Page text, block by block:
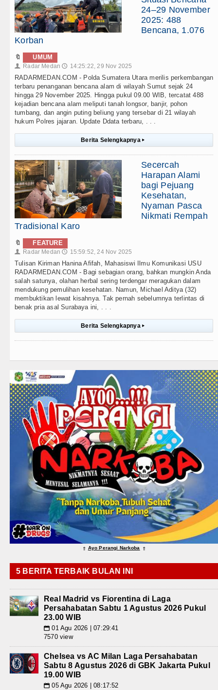
24–29 November
2025: 488
Bencana, 1.076
Korban
🔖 UMUM
👤 Radar Medan 🕔 14:25:22, 29 Nov 2025
RADARMEDAN.COM - Polda Sumatera Utara merilis perkembangan
terbaru penanganan bencana alam di wilayah Sumut sejak 24
hingga 29 November 2025. Hingga pukul 09.00 WIB, tercatat 488
kejadian bencana alam meliputi tanah longsor, banjir, pohon
tumbang, dan angin puting beliung yang tersebar di 21 wilayah
hukum Polres jajaran. Update Ddata terbaru, . . .
Berita Selengkapnya ▸
Secercah
Harapan Alami
bagi Pejuang
Kesehatan,
Nyaman Pasca
Nikmati Rempah
Tradisional Karo
🔖 FEATURE
👤 Radar Medan 🕔 15:59:52, 24 Nov 2025
Tulisan Kiriman Hanina Afifah, Mahasiswi Ilmu Komunikasi USU
RADARMEDAN.COM - Bagi sebagian orang, bahkan mungkin Anda
salah satunya, olahan herbal sering terdengar meragukan dalam
mendukung pemulihan kesehatan. Namun, Michael Aditya (32)
membuktikan lewat kisahnya. Tak pernah sebelumnya terlintas di
benak pria asal Surabaya ini, . . .
Berita Selengkapnya ▸
⇑ Ayo Perangi Narkoba ⇑
5 BERITA TERBAIK BULAN INI
Real Madrid vs Fiorentina di Laga
Persahabatan Sabtu 1 Agustus 2026 Pukul
23.00 WIB
📅 01 Agu 2026 | 07:29:41
7570 view
Chelsea vs AC Milan Laga Persahabatan
Sabtu 8 Agustus 2026 di GBK Jakarta Pukul
19.00 WIB
📅 05 Agu 2026 | 08:17:52